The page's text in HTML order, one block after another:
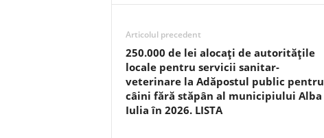
Articolul precedent
250.000 de lei alocați de autoritățile
locale pentru servicii sanitar-
veterinare la Adăpostul public pentru
câini fără stăpân al municipiului Alba
Iulia în 2026. LISTA